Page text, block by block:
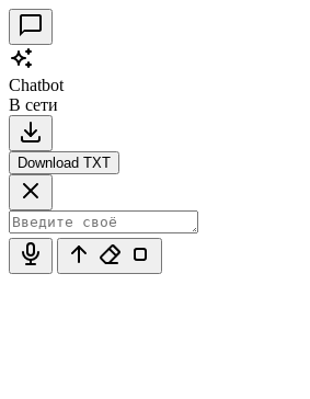
Chatbot
В сети
Download TXT